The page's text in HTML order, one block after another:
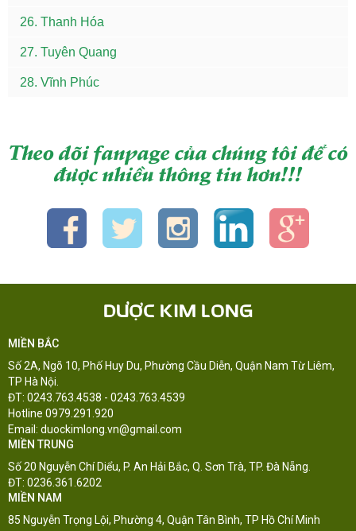
26. Thanh Hóa
27. Tuyên Quang
28. Vĩnh Phúc
Theo dõi fanpage của chúng tôi để có
được nhiều thông tin hơn!!!
DƯỢC KIM LONG
MIỀN BẮC
Số 2A, Ngõ 10, Phố Huy Du, Phường Cầu Diễn, Quận Nam Từ Liêm,
TP Hà Nội.
ĐT: 0243.763.4538 - 0243.763.4539
Hotline 0979.291.920
Email: duockimlong.vn@gmail.com
MIỀN TRUNG
Số 20 Nguyễn Chí Diểu, P. An Hải Bắc, Q. Sơn Trà, TP. Đà Nẵng.
ĐT: 0236.361.6202
MIỀN NAM
85 Nguyễn Trọng Lội, Phường 4, Quận Tân Bình, TP Hồ Chí Minh